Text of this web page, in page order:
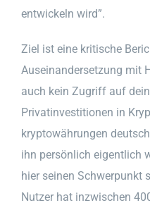
entwickeln wird”.
Ziel ist eine kritische
Auseinandersetzung mit
auch kein Zugriff auf
Privatinvestitionen in
kryptowährungen
ihn persönlich eigentlich
hier seinen Schwerpunkt
Nutzer hat inzwischen